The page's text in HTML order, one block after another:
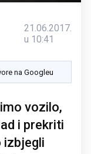
21.06.2017.
u 10:41
na Googleu
vozilo,
i prekriti
izbjegli